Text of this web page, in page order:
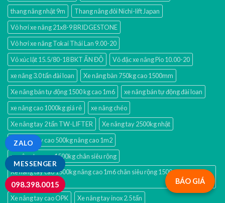
MESSENGER
ZALO
098.398.0015
thang nâng nhật 9m
Thang nâng đôi Nichi-lift Japan
Vỏ hơi xe nâng 21x8-9 BRIDGESTONE
Vỏ hơi xe nâng Tokai Thái Lan 9.00-20
Vỏ xúc lật 15.5/80-18 BKT ẤN ĐỘ
Vỏ đặc xe nâng Pio 10.00-20
xe nâng 3.0 tấn đài loan
Xe nâng bàn 750kg cao 1500mm
Xe nâng bán tự động 1500 kg cao 1m6
xe nâng bán tự động đài loan
xe nâng cao 1000kg giá rẻ
xe nâng chéo
Xe nâng tay 2 tấn TW-LIFTER
Xe nâng tay 2500kg nhật
Xe nâng tay cao 500kg nâng cao 1m2
xe nâng tay cao 1500kg chân siêu rộng
Xe nâng tay cao 1500kg nâng cao 1m6 chân siêu rộng 1500mm TW-
LIFTER Đài Loan
Xe nâng tay cao OPK
Xe nâng tay inox 2.5 tấn
BÁO GIÁ